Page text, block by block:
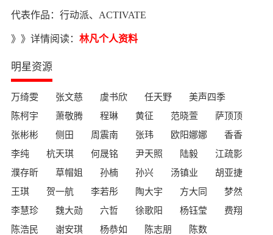
代表作品：行动派、ACTIVATE
》》详情阅读： 林凡个人资料
明星资源
万绮雯 张文慈 虞书欣 任天野
美声四季
陈柯宇
萧敬腾 程琳 黄征 范晓萱
萨顶顶
张彬彬
侧田 周震南 张玮 欧阳娜娜
香香
李纯
杭天琪 何晟铭 尹天照 陆毅
江疏影
濮存昕
草帽姐 孙楠 孙兴 汤镇业
胡亚捷
王琪
贺一航 李若彤 陶大宇 方大同
梦然
李慧珍
魏大勋 六哲 徐歌阳 杨钰莹
费翔
陈浩民
谢安琪 杨恭如 陈志朋
陈数